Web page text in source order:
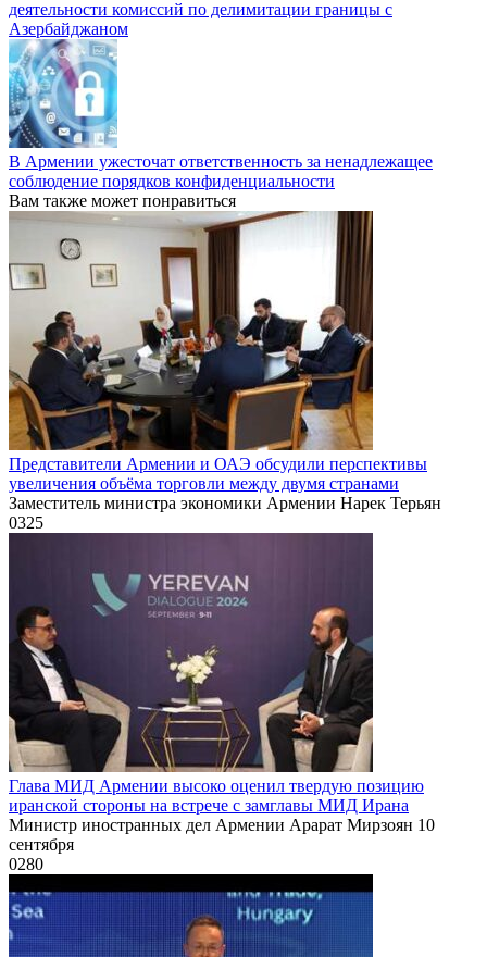
деятельности комиссий по делимитации границы с
Азербайджаном
В Армении ужесточат ответственность за ненадлежащее
соблюдение порядков конфиденциальности
Вам также может понравиться
Представители Армении и ОАЭ обсудили перспективы
увеличения объёма торговли между двумя странами
Заместитель министра экономики Армении Нарек Терьян
0325
Глава МИД Армении высоко оценил твердую позицию
иранской стороны на встрече с замглавы МИД Ирана
Министр иностранных дел Армении Арарат Мирзоян 10
сентября
0280